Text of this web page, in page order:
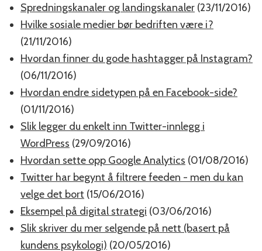
Spredningskanaler og landingskanaler (23/11/2016)
Hvilke sosiale medier bør bedriften være i?
(21/11/2016)
Hvordan finner du gode hashtagger på Instagram?
(06/11/2016)
Hvordan endre sidetypen på en Facebook-side?
(01/11/2016)
Slik legger du enkelt inn Twitter-innlegg i
WordPress (29/09/2016)
Hvordan sette opp Google Analytics (01/08/2016)
Twitter har begynt å filtrere feeden - men du kan
velge det bort (15/06/2016)
Eksempel på digital strategi (03/06/2016)
Slik skriver du mer selgende på nett (basert på
kundens psykologi) (20/05/2016)